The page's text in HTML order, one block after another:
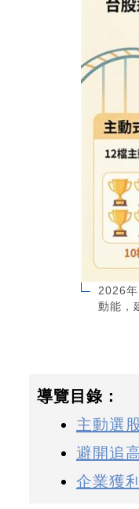
2026
動能，
導覽目錄：
主動選
避開追
企業獲